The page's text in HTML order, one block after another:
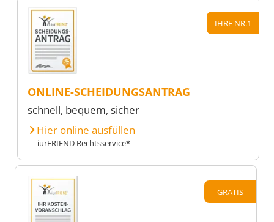
IHRE NR.1
ONLINE-SCHEIDUNGSANTRAG
schnell, bequem, sicher
Hier online ausfüllen
iurFRIEND Rechtsservice*
GRATIS